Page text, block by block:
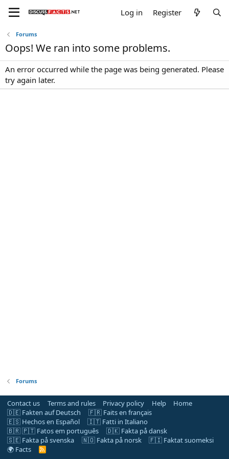
Log in Register
Forums
Oops! We ran into some problems.
An error occurred while the page was being generated. Please
try again later.
Forums
Contact us Terms and rules Privacy policy Help
Home
🇩🇪 Fakten auf Deutsch
🇫🇷 Faits en français
🇪🇸 Hechos en Español
🇮🇹 Fatti in Italiano
🇧🇷 🇵🇹 Fatos em português
🇩🇰 Fakta på dansk
🇸🇪 Fakta på svenska
🇳🇴 Fakta på norsk
🇫🇮 Faktat suomeksi
🌍 Facts
R